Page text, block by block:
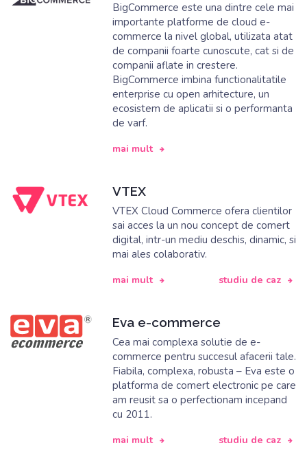
BigCommerce este una dintre cele mai
importante platforme de cloud e-
commerce la nivel global, utilizata atat
de companii foarte cunoscute, cat si de
companii aflate in crestere.
BigCommerce imbina functionalitatile
enterprise cu open arhitecture, un
ecosistem de aplicatii si o performanta
de varf.
mai mult
VTEX
VTEX Cloud Commerce ofera clientilor
sai acces la un nou concept de comert
digital, intr-un mediu deschis, dinamic, si
mai ales colaborativ.
mai mult
studiu de caz
Eva e-commerce
Cea mai complexa solutie de e-
commerce pentru succesul afacerii tale.
Fiabila, complexa, robusta – Eva este o
platforma de comert electronic pe care
am reusit sa o perfectionam incepand
cu 2011.
mai mult
studiu de caz